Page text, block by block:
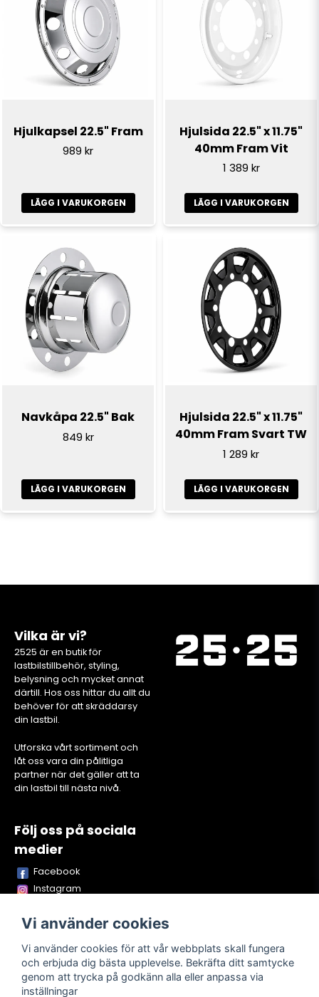
Hjulkapsel 22.5" Fram
989 kr
LÄGG I VARUKORGEN
Hjulsida 22.5" x 11.75"
40mm Fram Vit
1 389 kr
LÄGG I VARUKORGEN
Navkåpa 22.5" Bak
849 kr
LÄGG I VARUKORGEN
Hjulsida 22.5" x 11.75"
40mm Fram Svart TW
1 289 kr
LÄGG I VARUKORGEN
Vilka är vi?
2525 är en butik för
lastbilstillbehör, styling,
belysning och mycket annat
därtill. Hos oss hittar du allt du
behöver för att skräddarsy
din lastbil.
Utforska vårt sortiment och
låt oss vara din pålitliga
partner när det gäller att ta
din lastbil till nästa nivå.
Följ oss på sociala
medier
Facebook
Instagram
TikTok
Vi använder cookies
Vi använder cookies för att vår webbplats skall fungera
och erbjuda dig bästa upplevelse. Bekräfta ditt samtycke
genom att trycka på godkänn alla eller anpassa via
inställningar